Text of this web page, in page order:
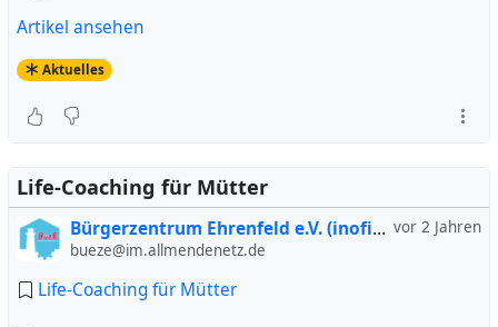
Artikel ansehen
Aktuelles
Life-Coaching für Mütter
vor 2 Jahren
Bürgerzentrum Ehrenfeld e.V. (inofiziell)
bueze@im.allmendenetz.de
Life-Coaching für Mütter